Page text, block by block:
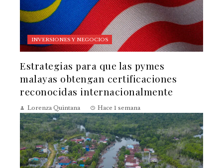
INVERSIONES Y NEGOCIOS
Estrategias para que las pymes
malayas obtengan certificaciones
reconocidas internacionalmente
Lorenza Quintana Hace 1 semana